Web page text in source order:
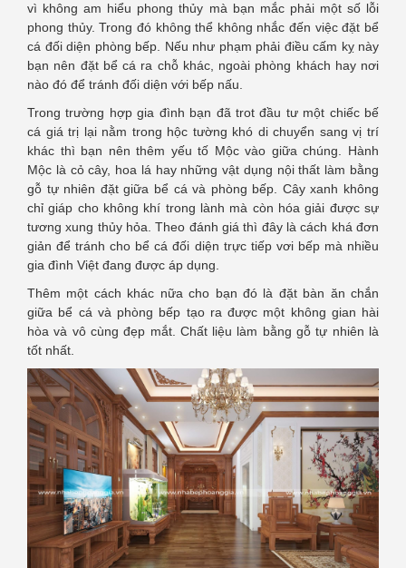
vì không am hiểu phong thủy mà bạn mắc phải một số lỗi
phong thủy. Trong đó không thể không nhắc đến việc đặt bể
cá đối diện phòng bếp. Nếu như phạm phải điều cấm kỵ này
bạn nên đặt bể cá ra chỗ khác, ngoài phòng khách hay nơi
nào đó để tránh đối diện với bếp nấu.
Trong trường hợp gia đình bạn đã trot đầu tư một chiếc bế
cá giá trị lại nằm trong hộc tường khó di chuyển sang vị trí
khác thì bạn nên thêm yếu tố Mộc vào giữa chúng. Hành
Mộc là cỏ cây, hoa lá hay những vật dụng nội thất làm bằng
gỗ tự nhiên đặt giữa bể cá và phòng bếp. Cây xanh không
chỉ giáp cho không khí trong lành mà còn hóa giải được sự
tương xung thủy hỏa. Theo đánh giá thì đây là cách khá đơn
giản để tránh cho bể cá đối diện trực tiếp vơi bếp mà nhiều
gia đình Việt đang được áp dụng.
Thêm một cách khác nữa cho bạn đó là đặt bàn ăn chắn
giữa bể cá và phòng bếp tạo ra được một không gian hài
hòa và vô cùng đẹp mắt. Chất liệu làm bằng gỗ tự nhiên là
tốt nhất.